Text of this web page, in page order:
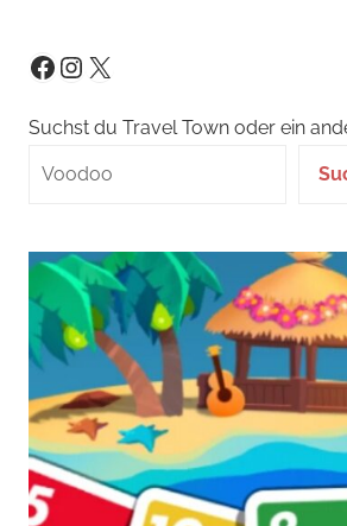
Beiträge
Facebook
Instagram
X
Suchst du Travel Town oder ein